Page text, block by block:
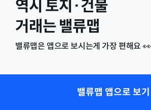
역시 토지·건물
거래는 밸류맵
밸류맵은 앱으로 보시는게 가장 편해요 👀
밸류맵 앱으로 보기